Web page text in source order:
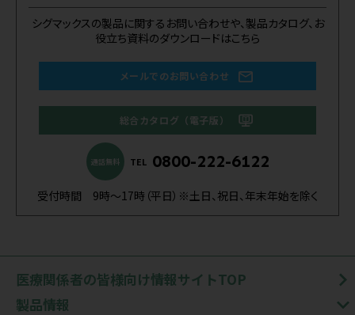
シグマックスの製品に関するお問い合わせや、製品カタログ、お
役立ち資料のダウンロードはこちら
メールでのお問い合わせ
総合カタログ（電子版）
通話無料 TEL 0800-222-6122
受付時間 9時～17時（平日）※土日、祝日、年末年始を除く
医療関係者の皆様向け情報サイトTOP
製品情報